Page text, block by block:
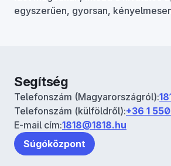
egyszerűen, gyorsan,
Segítség
Telefonszám (Magyarországról):
Telefonszám (külföldről):+36 1
E-mail cím:1818@1818.hu
Súgóközpont